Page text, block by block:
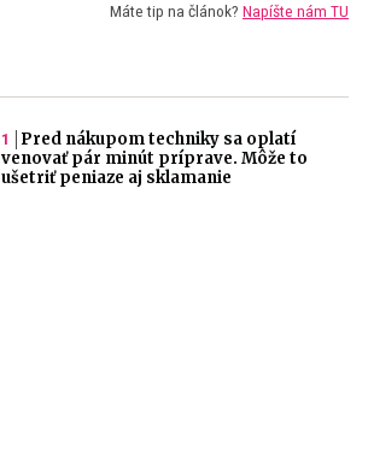
Máte tip na článok? Napíšte nám TU
Pred nákupom techniky sa oplatí
venovať pár minút príprave. Môže to
ušetriť peniaze aj sklamanie